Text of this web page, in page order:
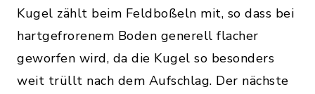
Kugel zählt beim Feldboßeln mit, so dass bei
hartgefrorenem Boden generell flacher
geworfen wird, da die Kugel so besonders
weit trüllt nach dem Aufschlag. Der nächste